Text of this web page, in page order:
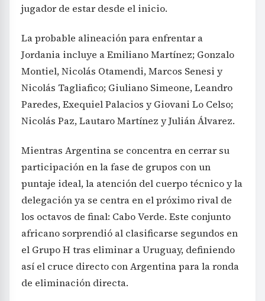
jugador de estar desde el inicio.
La probable alineación para enfrentar a
Jordania incluye a Emiliano Martínez; Gonzalo
Montiel, Nicolás Otamendi, Marcos Senesi y
Nicolás Tagliafico; Giuliano Simeone, Leandro
Paredes, Exequiel Palacios y Giovani Lo Celso;
Nicolás Paz, Lautaro Martínez y Julián Álvarez.
Mientras Argentina se concentra en cerrar su
participación en la fase de grupos con un
puntaje ideal, la atención del cuerpo técnico y la
delegación ya se centra en el próximo rival de
los octavos de final: Cabo Verde. Este conjunto
africano sorprendió al clasificarse segundos en
el Grupo H tras eliminar a Uruguay, definiendo
así el cruce directo con Argentina para la ronda
de eliminación directa.